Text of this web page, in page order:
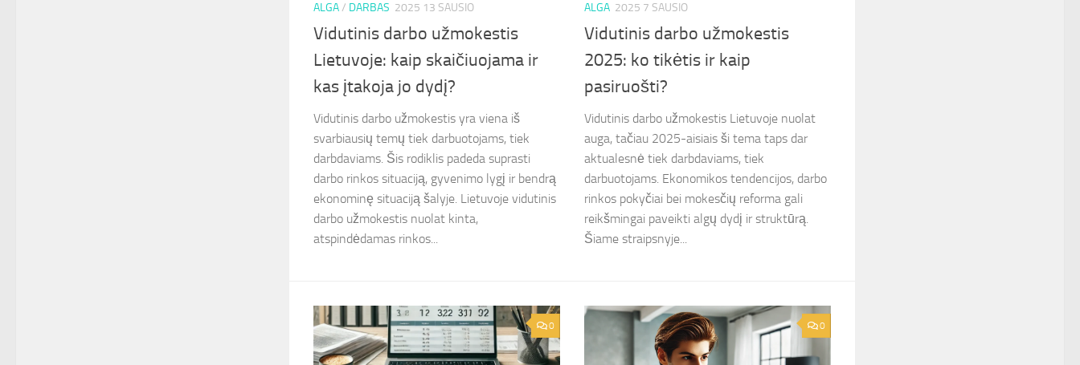
ALGA/ DARBAS 2025 13 SAUSIO
Vidutinis darbo užmokestis
Lietuvoje: kaip skaičiuojama ir
kas įtakoja jo dydį?
Vidutinis darbo užmokestis yra viena iš
svarbiausių temų tiek darbuotojams, tiek
darbdaviams. Šis rodiklis padeda suprasti
darbo rinkos situaciją, gyvenimo lygį ir bendrą
ekonominę situaciją šalyje. Lietuvoje vidutinis
darbo užmokestis nuolat kinta,
atspindėdamas rinkos...
ALGA 2025 7 SAUSIO
Vidutinis darbo užmokestis
2025: ko tikėtis ir kaip
pasiruošti?
Vidutinis darbo užmokestis Lietuvoje nuolat
auga, tačiau 2025-aisiais ši tema taps dar
aktualesnė tiek darbdaviams, tiek
darbuotojams. Ekonomikos tendencijos, darbo
rinkos pokyčiai bei mokesčių reforma gali
reikšmingai paveikti algų dydį ir struktūrą.
Šiame straipsnyje...
0 0